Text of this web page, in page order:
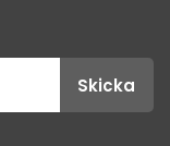
Skicka